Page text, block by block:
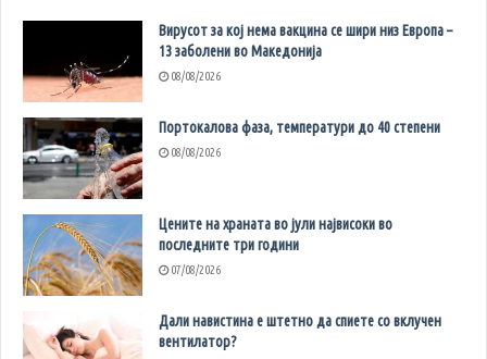
Вирусот за кој нема вакцина се шири низ Европа –
13 заболени во Македонија
08/08/2026
Портокалова фаза, температури до 40 степени
08/08/2026
Цените на храната во јули највисоки во
последните три години
07/08/2026
Дали навистина е штетно да спиете со вклучен
вентилатор?